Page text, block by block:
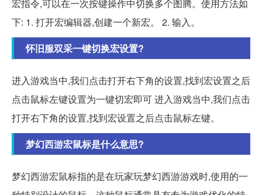
宏指令,可以在一次按键操作中切换多个图腾。使用方法如
下: 1. 打开宏编辑器,创建一个新宏。 2. 输入。
怀旧服双采一键切换宏设置?
进入游戏当中,我们点击打开右下角的设置,找到宏设置之后
点击鼠标左键设置为一键切宏即可 进入游戏当中,我们点击
打开右下角的设置,找到宏设置之后点击鼠标左键。
梦幻西游宏鼠标是什么意思?
梦幻西游宏鼠标指的是在玩家玩梦幻西游游戏时,使用的一